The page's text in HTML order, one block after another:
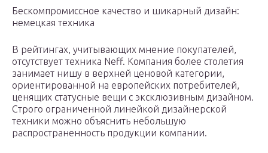
Бескомпромиссное качество и шикарный дизайн:
немецкая техника
В рейтингах, учитывающих мнение покупателей,
отсутствует техника Neff. Компания более столетия
занимает нишу в верхней ценовой категории,
ориентированной на европейских потребителей,
ценящих статусные вещи с эксклюзивным дизайном.
Строго ограниченной линейкой дизайнерской
техники можно объяснить небольшую
распространенность продукции компании.